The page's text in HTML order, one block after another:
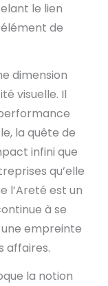
le lien
de
dimension
visuelle. Il
la quête de
infini que
qu’elle
l’Areté est un
à se
empreinte
affaires.
la notion